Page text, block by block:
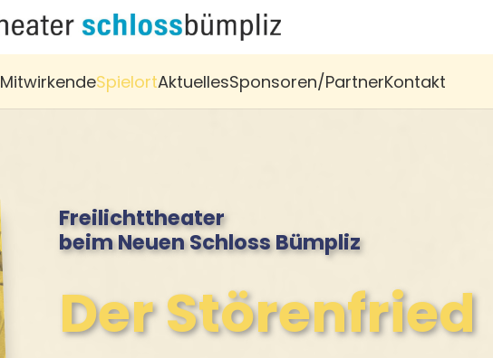
MitwirkendeSpielortAktuellesSponsoren/PartnerKontakt
Freilichttheater
beim Neuen Schloss Bümpliz
Der Störenfried